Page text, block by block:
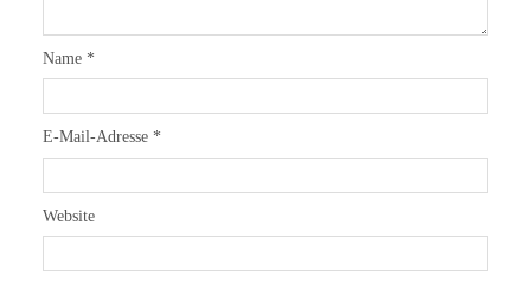
Name *
E-Mail-Adresse *
Website